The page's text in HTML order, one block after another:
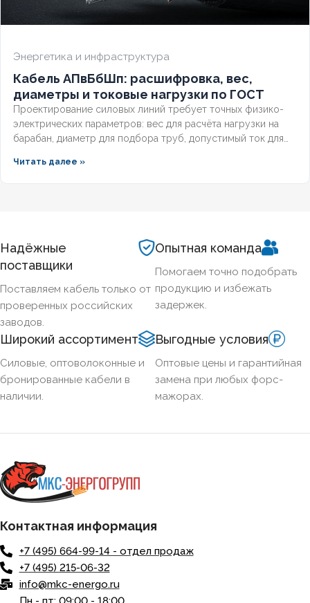
Энергетика и инфраструктура
Кабель АПвБбШп: расшифровка, вес,
диаметры и токовые нагрузки по ГОСТ
Проектирование силовых линий требует точных физико-
электрических параметров: вес для расчёта нагрузки на
барабан, диаметр для подбора труб, допустимый ток для
алюминиевых бронированных кабелей с изоляцией из
Читать далее »
Надёжные
поставщики
Поставляем кабель только от
проверенных российских
заводов.
Опытная команда
Помогаем точно подобрать
продукцию и избежать
задержек.
Широкий ассортимент
Силовые, оптоволоконные и
бронированные кабели в
наличии.
Выгодные условия
Оптовые цены и гарантийная
замена при любых форс-
мажорах.
Контактная информация
+7 (495) 664-99-14 - отдел продаж
+7 (495) 215-06-32
info@mkc-energo.ru